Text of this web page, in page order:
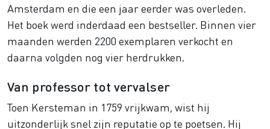
Amsterdam en die een jaar eerder was overleden.
Het boek werd inderdaad een bestseller. Binnen vier
maanden werden 2200 exemplaren verkocht en
daarna volgden nog vier herdrukken.
Van professor tot vervalser
Toen Kersteman in 1759 vrijkwam, wist hij
uitzonderlijk snel zijn reputatie op te poetsen. Hij